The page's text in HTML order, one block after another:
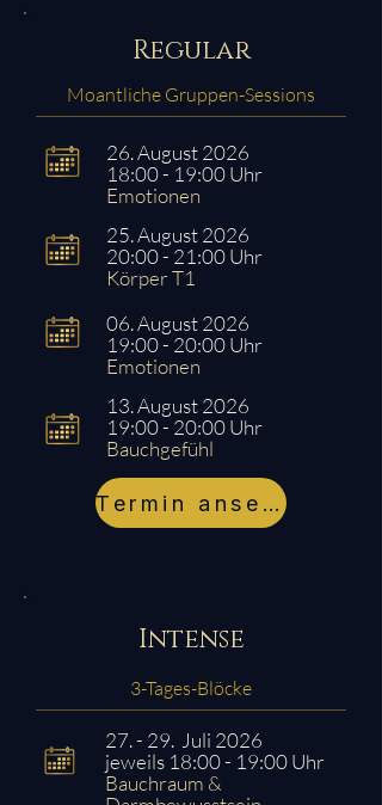
Regular
Moantliche Gruppen-Sessions
26. August 2026
18:00 - 19:00 Uhr
Emotionen
25. August 2026
20:00 - 21:00 Uhr
Körper T1
06. August 2026
19:00 - 20:00 Uhr
Emotionen
13. August 2026
19:00 - 20:00 Uhr
Bauchgefühl
Termin ansehen
Intense
3-Tages-Blöcke
27. - 29. Juli 2026
jeweils 18:00 - 19:00 Uhr
Bauchraum &